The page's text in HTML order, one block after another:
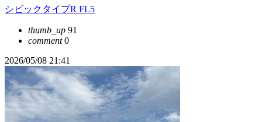
シビックタイプR FL5
thumb_up 91
comment0
2026/05/08 21:41